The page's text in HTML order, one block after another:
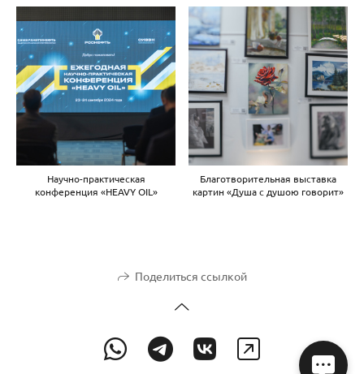
Научно-практическая
конференция «HEAVY OIL»
Благотворительная выставка
картин «Душа с душою говорит»
Поделиться ссылкой